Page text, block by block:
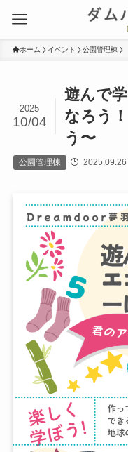
ホーム イベント 公園管理棟
遊んで
なろう
う〜
2025
10/04
公園管理棟 2025.09.26